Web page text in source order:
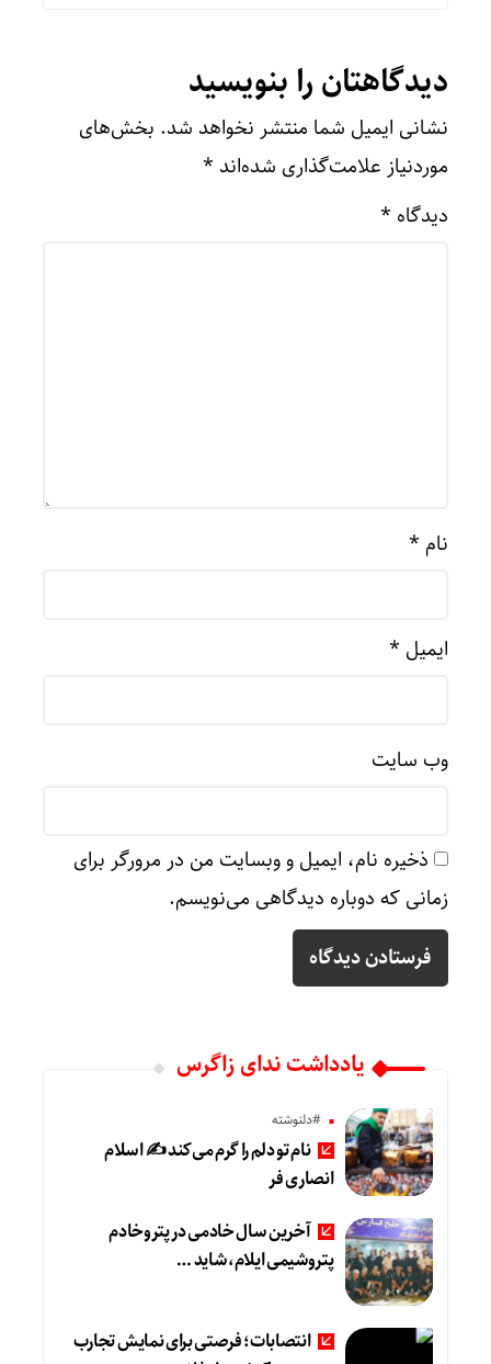
دیدگاهتان را بنویسید
نشانی ایمیل شما منتشر نخواهد شد. بخش‌های
موردنیاز علامت‌گذاری شده‌اند *
دیدگاه *
نام *
ایمیل *
وب‌ سایت
ذخیره نام، ایمیل و وبسایت من در مرورگر برای
زمانی که دوباره دیدگاهی می‌نویسم.
یادداشت ندای زاگرس
#دلنوشته
نام تو دلم را گرم می‌کند ✍️ اسلام
انصاری فر
آخرین سال خادمی در پتروخادم
پتروشیمی ایلام، شاید …
انتصابات؛ فرصتی برای نمایش تجارب